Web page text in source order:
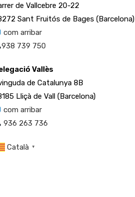
de Vallcebre 20-22
Sant Fruitós de Bages (Barcelona)
com arribar
938 739 750
Vallès
de Catalunya 8B
Lliçà de Vall (Barcelona)
com arribar
936 263 736
Català ▼